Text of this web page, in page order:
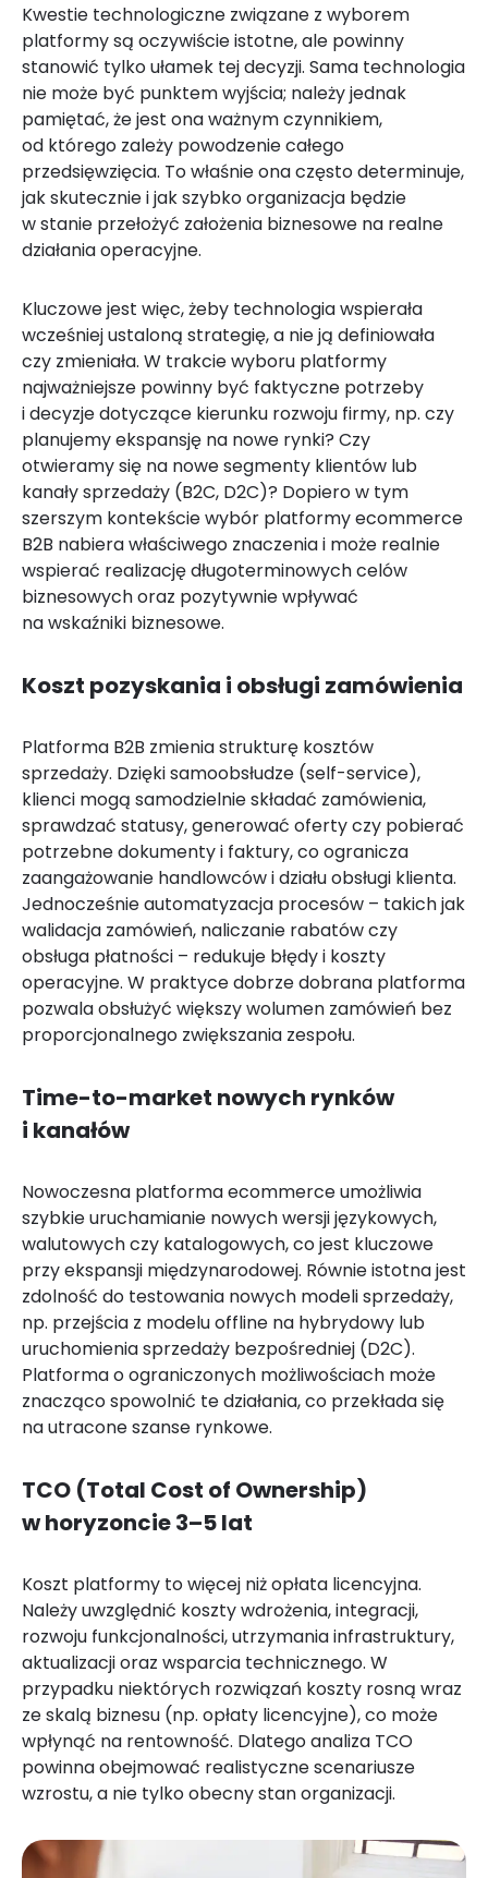
Kwestie technologiczne związane z wyborem
platformy są oczywiście istotne, ale powinny
stanowić tylko ułamek tej decyzji. Sama technologia
nie może być punktem wyjścia; należy jednak
pamiętać, że jest ona ważnym czynnikiem,
od którego zależy powodzenie całego
przedsięwzięcia. To właśnie ona często determinuje,
jak skutecznie i jak szybko organizacja będzie
w stanie przełożyć założenia biznesowe na realne
działania operacyjne.
Kluczowe jest więc, żeby technologia wspierała
wcześniej ustaloną strategię, a nie ją definiowała
czy zmieniała. W trakcie wyboru platformy
najważniejsze powinny być faktyczne potrzeby
i decyzje dotyczące kierunku rozwoju firmy, np. czy
planujemy ekspansję na nowe rynki? Czy
otwieramy się na nowe segmenty klientów lub
kanały sprzedaży (B2C, D2C)? Dopiero w tym
szerszym kontekście wybór platformy ecommerce
B2B nabiera właściwego znaczenia i może realnie
wspierać realizację długoterminowych celów
biznesowych oraz pozytywnie wpływać
na wskaźniki biznesowe.
Koszt pozyskania i obsługi zamówienia
Platforma B2B zmienia strukturę kosztów
sprzedaży. Dzięki samoobsłudze (self-service),
klienci mogą samodzielnie składać zamówienia,
sprawdzać statusy, generować oferty czy pobierać
potrzebne dokumenty i faktury, co ogranicza
zaangażowanie handlowców i działu obsługi klienta.
Jednocześnie automatyzacja procesów – takich jak
walidacja zamówień, naliczanie rabatów czy
obsługa płatności – redukuje błędy i koszty
operacyjne. W praktyce dobrze dobrana platforma
pozwala obsłużyć większy wolumen zamówień bez
proporcjonalnego zwiększania zespołu.
Time-to-market nowych rynków
i kanałów
Nowoczesna platforma ecommerce umożliwia
szybkie uruchamianie nowych wersji językowych,
walutowych czy katalogowych, co jest kluczowe
przy ekspansji międzynarodowej. Równie istotna jest
zdolność do testowania nowych modeli sprzedaży,
np. przejścia z modelu offline na hybrydowy lub
uruchomienia sprzedaży bezpośredniej (D2C).
Platforma o ograniczonych możliwościach może
znacząco spowolnić te działania, co przekłada się
na utracone szanse rynkowe.
TCO (Total Cost of Ownership)
w horyzoncie 3–5 lat
Koszt platformy to więcej niż opłata licencyjna.
Należy uwzględnić koszty wdrożenia, integracji,
rozwoju funkcjonalności, utrzymania infrastruktury,
aktualizacji oraz wsparcia technicznego. W
przypadku niektórych rozwiązań koszty rosną wraz
ze skalą biznesu (np. opłaty licencyjne), co może
wpłynąć na rentowność. Dlatego analiza TCO
powinna obejmować realistyczne scenariusze
wzrostu, a nie tylko obecny stan organizacji.